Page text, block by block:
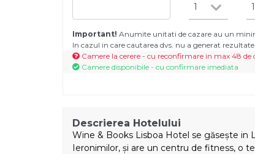
1
1
Important! Anumite unitati de cazare au un
In cazul in care cautarea dvs. nu a generat
Camere la cerere - cu reconfirmare in max 48 de
Camere disponibile - cu confirmare imediata
Descrierea Hotelului
Wine & Books Lisboa Hotel se găsește in
Ieronimilor, și are un centru de fitness, o